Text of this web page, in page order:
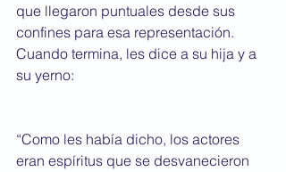
que llegaron puntuales desde sus
confines para esa representación.
Cuando termina, les dice a su hija y a
su yerno:
“Como les había dicho, los actores
eran espíritus que se desvanecieron